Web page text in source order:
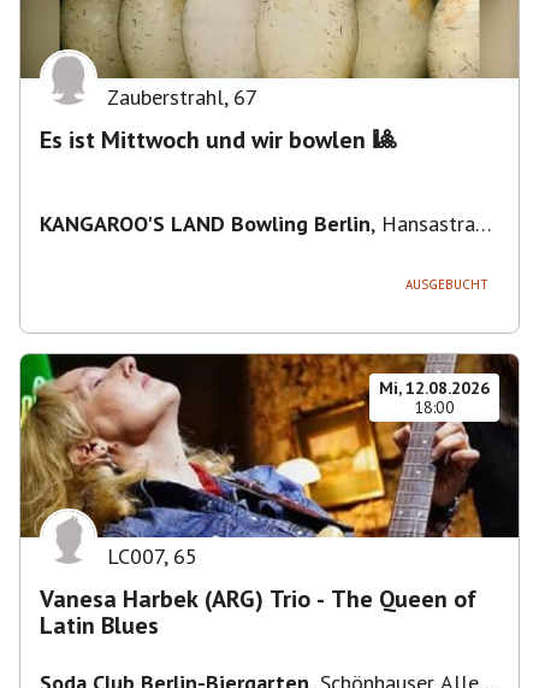
Zauberstrahl, 67
Es ist Mittwoch und wir bowlen 🎱
KANGAROO'S LAND Bowling Berlin, Hansastraße
AUSGEBUCHT
Mi, 12.08.2026
18:00
LC007, 65
Vanesa Harbek (ARG) Trio - The Queen of
Latin Blues